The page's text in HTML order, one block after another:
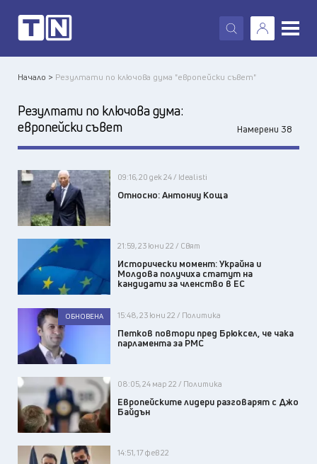
X
Начало > Резултати по ключова дума "европейски съвет"
Резултати по ключова дума:
европейски съвет
Намерени 38
09:16, 20 дек 24 / Idealisti
Относно: Антониу Коща
21:59, 23 юни 22 / Свят
Исторически момент: Украйна и
Молдова получиха статут на
кандидати за членство в ЕС
ОБНОВЕНА 15:48, 23 юни 22 / Политика
Петков повтори пред Брюксел, че чака
парламента за РМС
08:05, 24 мар 22 / Политика
Европейските лидери разговарят с Джо
Байдън
14:51, 17 фев 22